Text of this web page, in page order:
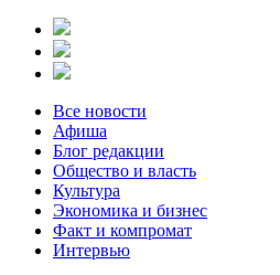
Все новости
Афиша
Блог редакции
Общество и власть
Культура
Экономика и бизнес
Факт и компромат
Интервью